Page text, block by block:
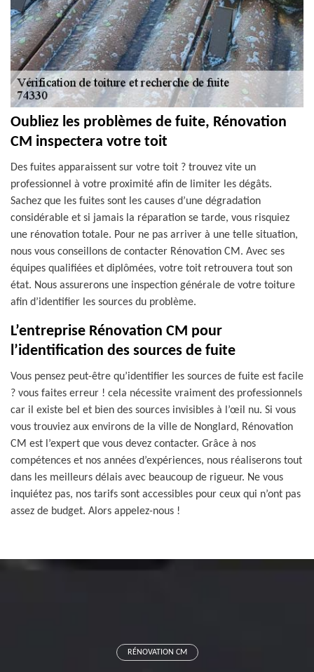
Oubliez les problèmes de fuite, Rénovation
CM inspectera votre toit
Des fuites apparaissent sur votre toit ? trouvez vite un
professionnel à votre proximité afin de limiter les dégâts.
Sachez que les fuites sont les causes d’une dégradation
considérable et si jamais la réparation se tarde, vous risquiez
une rénovation totale. Pour ne pas arriver à une telle situation,
nous vous conseillons de contacter Rénovation CM. Avec ses
équipes qualifiées et diplômées, votre toit retrouvera tout son
état. Nous assurerons une inspection générale de votre toiture
afin d’identifier les sources du problème.
L’entreprise Rénovation CM pour
l’identification des sources de fuite
Vous pensez peut-être qu’identifier les sources de fuite est facile
? vous faites erreur ! cela nécessite vraiment des professionnels
car il existe bel et bien des sources invisibles à l’œil nu. Si vous
vous trouviez aux environs de la ville de Nonglard, Rénovation
CM est l’expert que vous devez contacter. Grâce à nos
compétences et nos années d’expériences, nous réaliserons tout
dans les meilleurs délais avec beaucoup de rigueur. Ne vous
inquiétez pas, nos tarifs sont accessibles pour ceux qui n’ont pas
assez de budget. Alors appelez-nous !
RÉNOVATION CM